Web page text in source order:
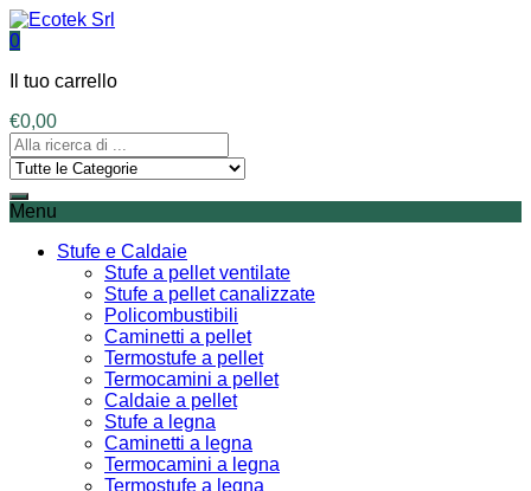
0
Il tuo carrello
€0,00
Menu
Stufe e Caldaie
Stufe a pellet ventilate
Stufe a pellet canalizzate
Policombustibili
Caminetti a pellet
Termostufe a pellet
Termocamini a pellet
Caldaie a pellet
Stufe a legna
Caminetti a legna
Termocamini a legna
Termostufe a legna